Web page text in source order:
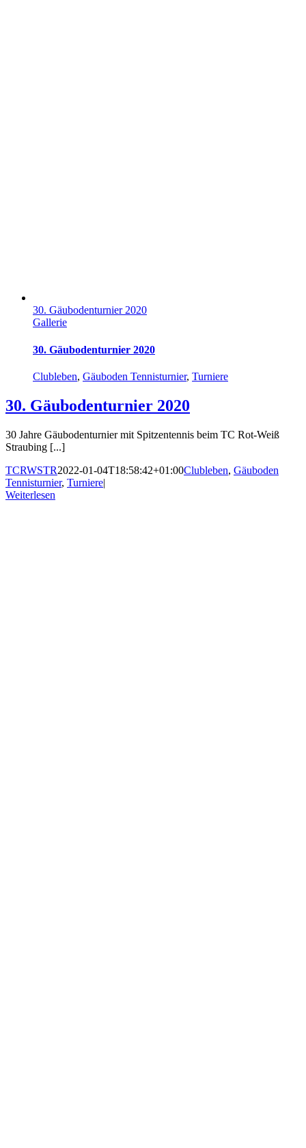
30. Gäubodenturnier 2020
Gallerie
30. Gäubodenturnier 2020
Clubleben, Gäuboden Tennisturnier, Turniere
30. Gäubodenturnier 2020
30 Jahre Gäubodenturnier mit Spitzentennis beim TC Rot-Weiß
Straubing [...]
TCRWSTR2022-01-04T18:58:42+01:00Clubleben, Gäuboden
Tennisturnier, Turniere|
Weiterlesen